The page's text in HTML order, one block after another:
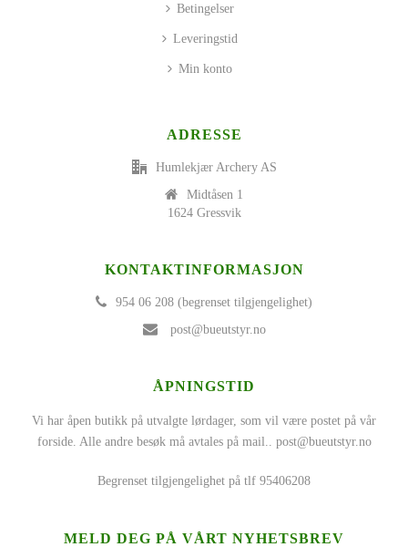
Betingelser
Leveringstid
Min konto
ADRESSE
Humlekjær Archery AS
Midtåsen 1
1624 Gressvik
KONTAKTINFORMASJON
954 06 208 (begrenset tilgjengelighet)
post@bueutstyr.no
ÅPNINGSTID
Vi har åpen butikk på utvalgte lørdager, som vil være postet på vår
forside. Alle andre besøk må avtales på mail.. post@bueutstyr.no
Begrenset tilgjengelighet på tlf 95406208
MELD DEG PÅ VÅRT NYHETSBREV